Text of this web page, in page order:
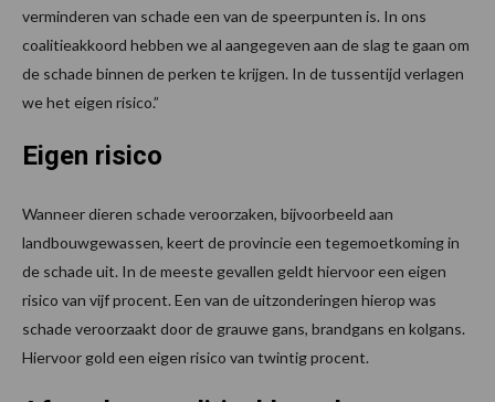
verminderen van schade een van de speerpunten is. In ons
coalitieakkoord hebben we al aangegeven aan de slag te gaan om
de schade binnen de perken te krijgen. In de tussentijd verlagen
we het eigen risico.”
Eigen risico
Wanneer dieren schade veroorzaken, bijvoorbeeld aan
landbouwgewassen, keert de provincie een tegemoetkoming in
de schade uit. In de meeste gevallen geldt hiervoor een eigen
risico van vijf procent. Een van de uitzonderingen hierop was
schade veroorzaakt door de grauwe gans, brandgans en kolgans.
Hiervoor gold een eigen risico van twintig procent.